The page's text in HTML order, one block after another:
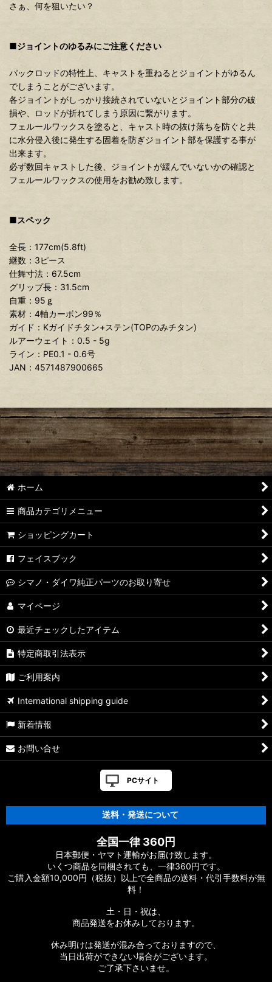
さぁ、何を狙いたい？
■ジョイントのゆるみにご注意ください
パックロッドの特性上、キャストを重ねるとジョイントがゆるん
でしまうことがございます。
各ジョイントがしっかり接続されていないとジョイント部分の破
損や、ロッドが折れてしまう原因に繋がります。
フェルールワックスを塗ると、キャスト時の抜け落ちを防ぐと共
に水分侵入後に発生する固着を防ぎジョイント部を保護する事が
出来ます。
必ず数回キャストした後、ジョイントが緩んでいないかの確認と
フェルールワックスの使用をお勧め致します。
■スペック
全長：177cm(5.8ft)
継数：3ピース
仕舞寸法：67.5cm
グリップ長：31.5cm
自重：95ｇ
素材：4軸カーボン99％
ガイド：Kガイドチタン+ステン(TOPのみチタン)
ルアーウェイト：0.5 - 5g
ライン：PE0.1 - 0.6号
JAN：4571487900665
ホーム
商品カテゴリメニュー
ショッピングカート
フェイスブック
シマノ・ダイワ純正パーツのお取り寄せ
マイページ
最近チェックしたアイテム
特定商取引法表示
ご利用案内
International shipping guide
新着情報
お問い合せ
PCサイト
送料・発送について
全国一律 360円
日本郵便・ヤマト運輸がお届け致します。
いくつ商品を同梱されても、一律360円です。
ご購入金額10,000円（税抜）以上で全商品の送料・代引手数料が無
料！
土・日・祝は、
商品発送をお休みしております。
休み明けは発送が混み合っておりますので、
当日出荷ができない場合がございます。
ご了承下さいませ。